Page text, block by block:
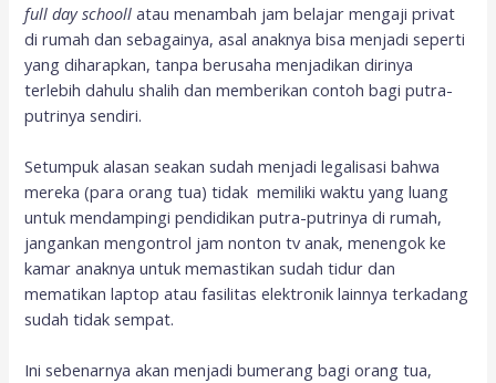
full day schooll atau menambah jam belajar mengaji privat
di rumah dan sebagainya, asal anaknya bisa menjadi seperti
yang diharapkan, tanpa berusaha menjadikan dirinya
terlebih dahulu shalih dan memberikan contoh bagi putra-
putrinya sendiri.
Setumpuk alasan seakan sudah menjadi legalisasi bahwa
mereka (para orang tua) tidak memiliki waktu yang luang
untuk mendampingi pendidikan putra-putrinya di rumah,
jangankan mengontrol jam nonton tv anak, menengok ke
kamar anaknya untuk memastikan sudah tidur dan
mematikan laptop atau fasilitas elektronik lainnya terkadang
sudah tidak sempat.
Ini sebenarnya akan menjadi bumerang bagi orang tua,